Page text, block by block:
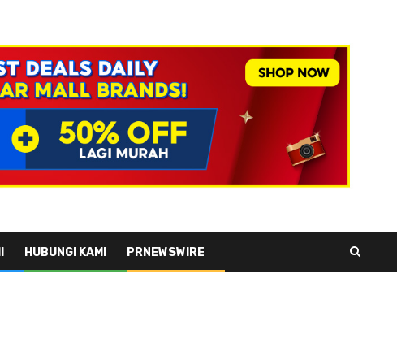
HUBUNGI KAMI PRNEWSWIRE